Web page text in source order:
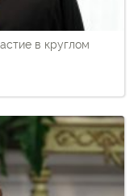
в круглом